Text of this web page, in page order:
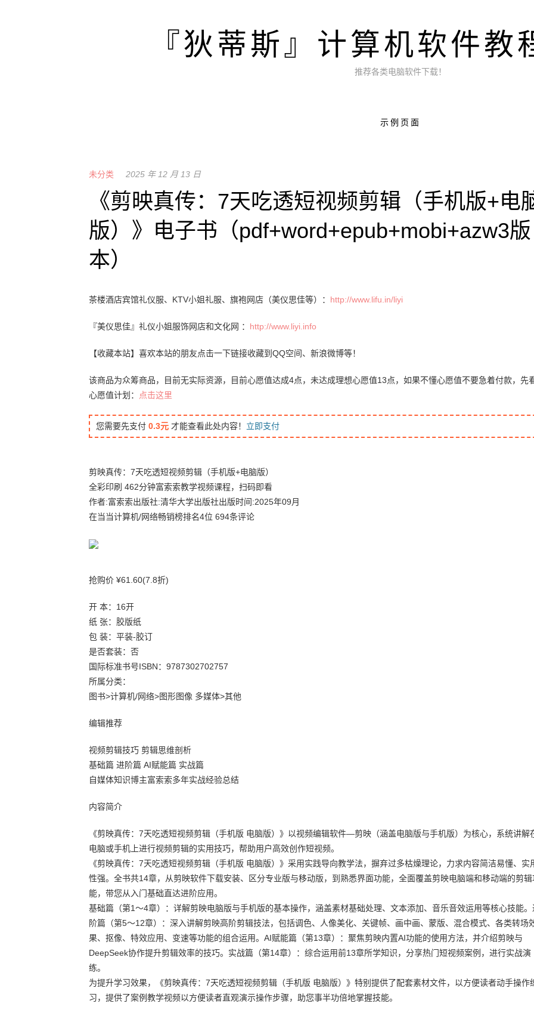
『狄蒂斯』计算机软件教
推荐各类电脑软件下载！
示例页面
未分类 2025 年 12 月 13 日
《剪映真传：7天吃透短视频剪辑（手机版+电
版）》电子书（pdf+word+epub+mobi+azw3版
本）
茶楼酒店宾馆礼仪服、KTV小姐礼服、旗袍网店（美仪思佳等）： http://www.lifu.in/liyi
『美仪思佳』礼仪小姐服饰网店和文化网 ： http://www.liyi.info
【收藏本站】喜欢本站的朋友点击一下链接收藏到QQ空间、新浪微博等！
该商品为众筹商品，目前无实际资源，目前心愿值达成4点，未达成理想心愿值13点，如果不懂心愿值不要急着付款，先
心愿值计划：
点击这里
您需要先支付 0.3元 才能查看此处内容！ 立即支付
剪映真传：7天吃透短视频剪辑（手机版+电脑版）
全彩印刷 462分钟富索索教学视频课程，扫码即看
作者:富索索出版社:清华大学出版社出版时间:2025年09月
在当当计算机/网络畅销榜排名4位 694条评论
抢购价 ¥61.60(7.8折)
开 本：16开
纸 张：胶版纸
包 装：平装-胶订
是否套装：否
国际标准书号ISBN：9787302702757
所属分类：
图书>计算机/网络>图形图像 多媒体>其他
编辑推荐
视频剪辑技巧 剪辑思维剖析
基础篇 进阶篇 AI赋能篇 实战篇
自媒体知识博主富索索多年实战经验总结
内容简介
《剪映真传：7天吃透短视频剪辑（手机版 电脑版）》以视频编辑软件—剪映（涵盖电脑版与手机版）为核心，系统讲解
电脑或手机上进行视频剪辑的实用技巧，帮助用户高效创作短视频。
《剪映真传：7天吃透短视频剪辑（手机版 电脑版）》采用实践导向教学法，摒弃过多枯燥理论，力求内容简洁易懂、实
性强。全书共14章，从剪映软件下载安装、区分专业版与移动版，到熟悉界面功能，全面覆盖剪映电脑端和移动端的剪辑
能，带您从入门基础直达进阶应用。
基础篇（第1～4章）：详解剪映电脑版与手机版的基本操作，涵盖素材基础处理、文本添加、音乐音效运用等核心技能。
阶篇（第5～12章）：深入讲解剪映高阶剪辑技法，包括调色、人像美化、关键帧、画中画、蒙版、混合模式、各类转场
果、抠像、特效应用、变速等功能的组合运用。AI赋能篇（第13章）：聚焦剪映内置AI功能的使用方法，并介绍剪映与
DeepSeek协作提升剪辑效率的技巧。实战篇（第14章）：综合运用前13章所学知识，分享热门短视频案例，进行实战演
练。
为提升学习效果，《剪映真传：7天吃透短视频剪辑（手机版 电脑版）》特别提供了配套素材文件，以方便读者动手操作
习，提供了案例教学视频以方便读者直观演示操作步骤，助您事半功倍地掌握技能。